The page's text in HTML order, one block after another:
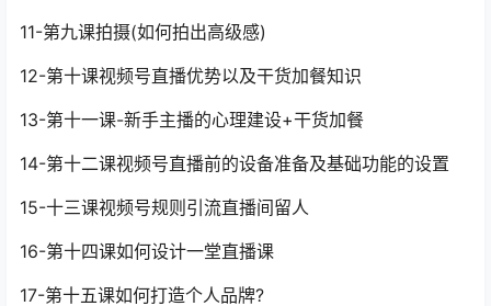
11-第九课拍摄(如何拍出高级感)
12-第十课视频号直播优势以及干货加餐知识
13-第十一课-新手主播的心理建设+干货加餐
14-第十二课视频号直播前的设备准备及基础功能的设置
15-十三课视频号规则引流直播间留人
16-第十四课如何设计一堂直播课
17-第十五课如何打造个人品牌?